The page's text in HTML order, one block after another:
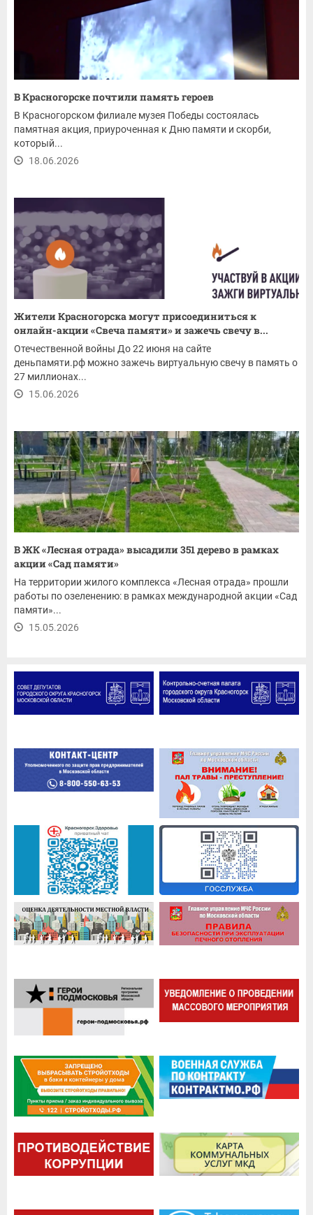
В Красногорске почтили память героев
В Красногорском филиале музея Победы состоялась
памятная акция, приуроченная к Дню памяти и скорби,
который...
18.06.2026
Жители Красногорска могут присоединиться к
онлайн-акции «Свеча памяти» и зажечь свечу в...
Отечественной войны До 22 июня на сайте
деньпамяти.рф можно зажечь виртуальную свечу в память о
27 миллионах...
15.06.2026
В ЖК «Лесная отрада» высадили 351 дерево в рамках
акции «Сад памяти»
На территории жилого комплекса «Лесная отрада» прошли
работы по озеленению: в рамках международной акции «Сад
памяти»...
15.05.2026